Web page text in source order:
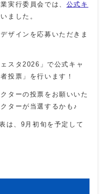
実行委員会では、 公式キ
ました。
ザインを応募いただきま
スタ2026」で公式キャ
投票」を行います！
ターの投票をお願いいた
ターが当選するかも♪
は、9月初旬を予定して